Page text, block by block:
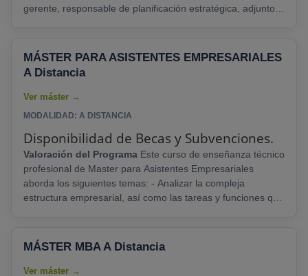
gerente, responsable de planificación estratégica, adjunto a
logística, personas, marketing, innovación, sistemas de
MÁSTER PARA ASISTENTES EMPRESARIALES
A Distancia
MODALIDAD: A DISTANCIA
Disponibilidad de Becas y Subvenciones.
Valoración del Programa
profesional de Master para Asistentes Empresariales
aborda los siguientes temas: - Analizar la compleja
estructura empresarial, así como las tareas y funciones que
para la organización y gestión de la información, con el
beneficios que la instauración......
MÁSTER MBA A Distancia